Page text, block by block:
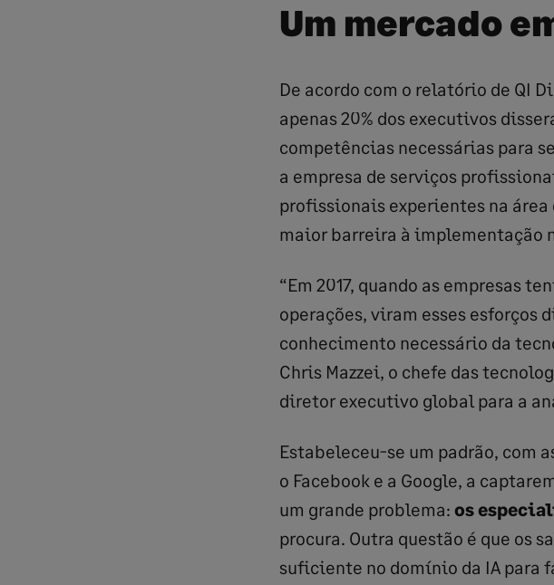
Um mercado
De acordo com o relatório de QI
apenas 20% dos executivos
competências necessárias para
a empresa de serviços
profissionais experientes na
maior barreira à implementação
“Em 2017, quando as empresas
operações, viram esses esforços
conhecimento necessário da
Chris Mazzei, o chefe das
diretor executivo global para a
Estabeleceu-se um padrão, com
o Facebook e a Google, a
um grande problema: os
procura. Outra questão é que os
suficiente no domínio da IA para